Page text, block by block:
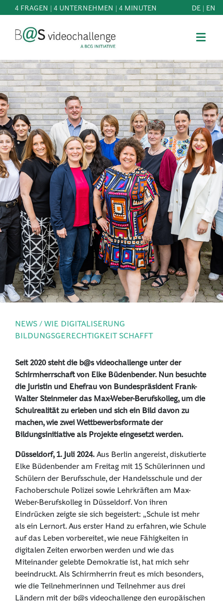
4 FRAGEN | 4 UNTERNEHMEN | 4 MINUTEN DE | EN
MITMACHEN
BEST
OF
WISSEN
&
DOWNLOADS
FAQ
SCHIRMHERRSCHAFT
NEWS
PRESSE
ANMELDEN
NEWS / WIE DIGITALISERUNG
BILDUNGSGERECHTIGKEIT SCHAFFT
Seit 2020 steht die b@s videochallenge unter der
Schirmherrschaft von Elke Büdenbender. Nun besuchte
die Juristin und Ehefrau von Bundespräsident Frank-
Walter Steinmeier das Max-Weber-Berufskolleg, um die
Schulrealität zu erleben und sich ein Bild davon zu
machen, wie zwei Wettbewerbsformate der
Bildungsinitiative als Projekte eingesetzt werden.
Düsseldorf, 1. Juli 2024.Aus Berlin angereist, diskutierte
Elke Büdenbender am Freitag mit 15 Schülerinnen und
Schülern der Berufsschule, der Handelsschule und der
Fachoberschule Polizei sowie Lehrkräften am Max-
Weber-Berufskolleg in Düsseldorf. Von ihren
Eindrücken zeigte sie sich begeistert: „Schule ist mehr
als ein Lernort. Aus erster Hand zu erfahren, wie Schule
auf das Leben vorbereitet, wie neue Fähigkeiten in
digitalen Zeiten erworben werden und wie das
Miteinander gelebte Demokratie ist, hat mich sehr
beeindruckt. Als Schirmherrin freut es mich besonders,
wie die Teilnehmerinnen und Teilnehmer aus drei
Ländern mit der b@s videochallenge den europäischen
b@Svideochallenge - A BCG INITIATIVE
Registriere dich als Teilnehmer*in
Geburtsdatum*
E-Mail-Adresse*
E-Mail-Adresse*
Jetzt registrieren